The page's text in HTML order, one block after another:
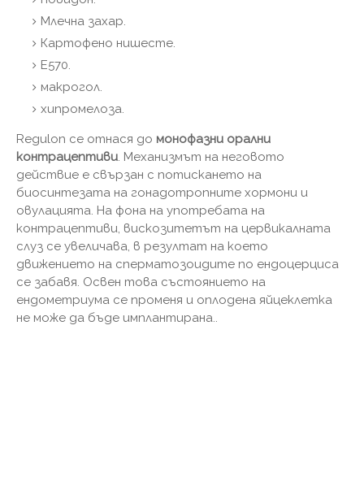
Млечна захар.
Картофено нишесте.
E570.
макрогол.
хипромелоза.
Regulon се отнася до монофазни орални
контрацептиви. Механизмът на неговото
действие е свързан с потискането на
биосинтезата на гонадотропните хормони и
овулацията. На фона на употребата на
контрацептиви, вискозитетът на цервикалната
слуз се увеличава, в резултат на което
движението на сперматозоидите по ендоцерциса
се забавя. Освен това състоянието на
ендометриума се променя и оплодена яйцеклетка
не може да бъде имплантирана..